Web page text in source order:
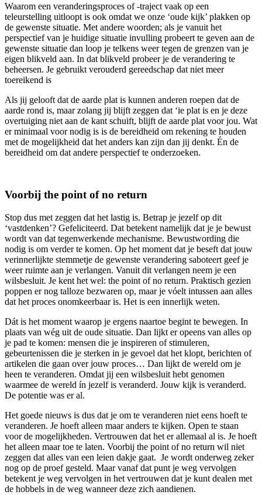
Waarom een veranderingsproces of -traject vaak op een
teleurstelling uitloopt is ook omdat we onze ‘oude kijk’ plakken op
de gewenste situatie. Met andere woorden; als je vanuit het
perspectief van je huidige situatie invulling probeert te geven aan de
gewenste situatie dan loop je telkens weer tegen de grenzen van je
eigen blikveld aan. In dat blikveld probeer je de verandering te
beheersen. Je gebruikt verouderd gereedschap dat niet meer
toereikend is
Als jij gelooft dat de aarde plat is kunnen anderen roepen dat de
aarde rond is, maar zolang jij blijft zeggen dat ‘ie plat is en je deze
overtuiging niet aan de kant schuift, blijft de aarde plat voor jou. Wat
er minimaal voor nodig is is de bereidheid om rekening te houden
met de mogelijkheid dat het anders kan zijn dan jij denkt. Én de
bereidheid om dat andere perspectief te onderzoeken.
Voorbij the point of no return
Stop dus met zeggen dat het lastig is. Betrap je jezelf op dit
‘vastdenken’? Gefeliciteerd. Dat betekent namelijk dat je je bewust
wordt van dat tegenwerkende mechanisme. Bewustwording die
nodig is om verder te komen. Op het moment dat je beseft dat jouw
verinnerlijkte stemmetje de gewenste verandering saboteert geef je
weer ruimte aan je verlangen. Vanuit dit verlangen neem je een
wilsbesluit. Je kent het wel: the point of no return. Praktisch gezien
poppen er nog talloze bezwaren op, maar je vóelt intussen aan alles
dat het proces onomkeerbaar is. Het is een innerlijk weten.
Dát is het moment waarop je ergens naartoe begint te bewegen. In
plaats van wég uit de oude situatie. Dan lijkt er opeens van alles op
je pad te komen: mensen die je inspireren of stimuleren,
gebeurtenissen die je sterken in je gevoel dat het klopt, berichten of
artikelen die gaan over jouw proces… Dan lijkt de wereld om je
heen te veranderen. Omdat jij een wilsbesluit hebt genomen
waarmee de wereld ín jezelf is veranderd. Jouw kijk is veranderd.
De potentie was er al.
Het goede nieuws is dus dat je om te veranderen niet eens hoeft te
veranderen. Je hoeft alleen maar anders te kijken. Open te staan
voor de mogelijkheden. Vertrouwen dat het er allemaal al is. Je hoeft
het alleen maar toe te laten. Voorbij the point of no return wil niet
zeggen dat alles van een leien dakje gaat. Je wordt onderweg zeker
nog op de proef gesteld. Maar vanaf dat punt je weg vervolgen
betekent je weg vervolgen in het vertrouwen dat je kunt dealen met
de hobbels in de weg wanneer deze zich aandienen.